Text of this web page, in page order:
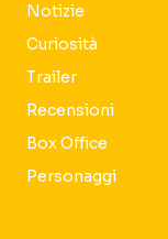
Notizie
Curiosità
Trailer
Recensioni
Box Office
Personaggi